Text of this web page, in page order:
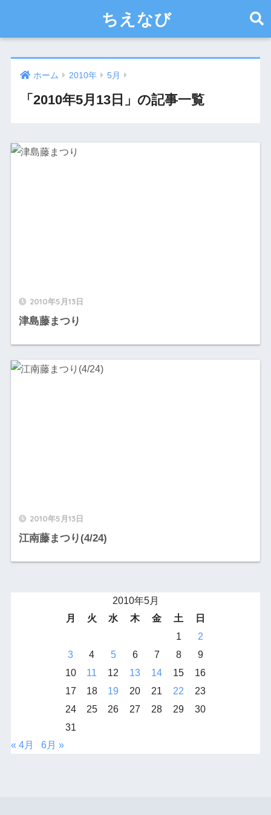
ちえなび
ホーム 2010年 5月
「2010年5月13日」の記事一覧
2010年5月13日
津島藤まつり
2010年5月13日
江南藤まつり(4/24)
2010年5月
月
火 水 木 金 土
日
1
2
3
4 5 6 7 8
9
10
11 12 13 14 15
16
17
18 19 20 21 22
23
24
25 26 27 28 29
30
31
« 4月
6月 »